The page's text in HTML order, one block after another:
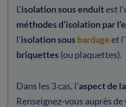
L’isolation sous enduitest
méthodes d’isolation par
l’isolation sous bardageet l’
briquettes (ou plaquettes).​​​​​​
Dans les 3 cas, l'aspect de
Renseignez-vous auprès